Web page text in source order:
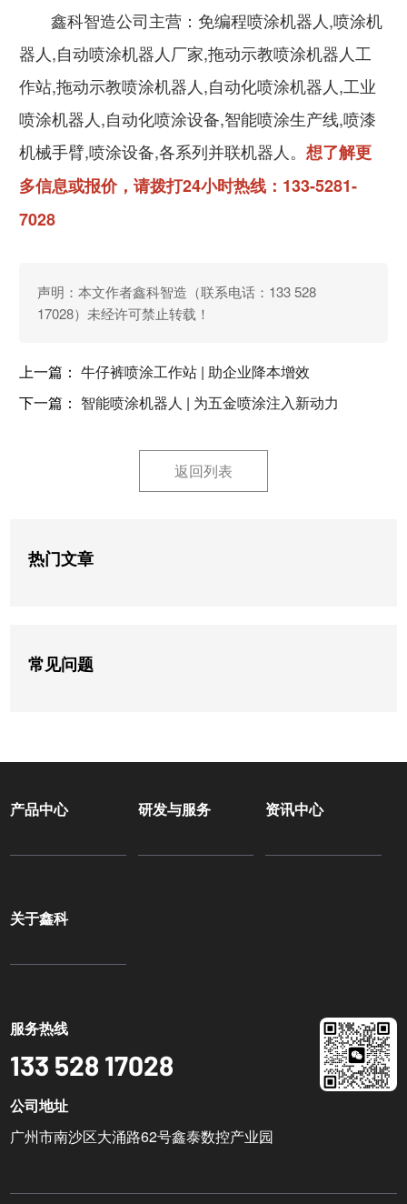
鑫科智造公司主营：免编程喷涂机器人,喷涂机
器人,自动喷涂机器人厂家,拖动示教喷涂机器人工
作站,拖动示教喷涂机器人,自动化喷涂机器人,工业
喷涂机器人,自动化喷涂设备,智能喷涂生产线,喷漆
机械手臂,喷涂设备,各系列并联机器人。想了解更
多信息或报价，请拨打24小时热线：133-5281-
7028
声明：本文作者鑫科智造 （联系电话：133 528
17028）未经许可禁止转载！
上一篇：牛仔裤喷涂工作站 | 助企业降本增效
下一篇： 智能喷涂机器人 | 为五金喷涂注入新动力
返回列表
热门文章
常见问题
产品中心 研发与服务 资讯中心
关于鑫科
服务热线
133 528 17028
公司地址
广州市南沙区大涌路62号鑫泰数控产业园